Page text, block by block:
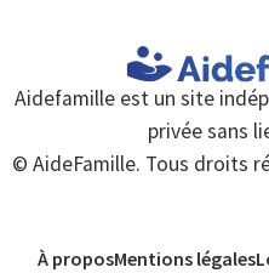
Aidefamille est un site
privée sans
© AideFamille. Tous droits
À proposMentions légales